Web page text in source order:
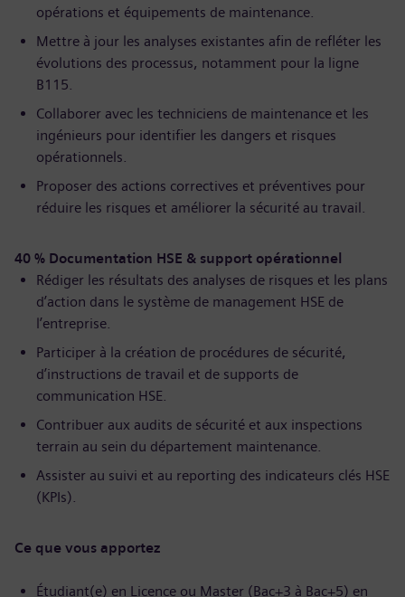
opérations et équipements de maintenance.
Mettre à jour les analyses existantes afin de refléter les
évolutions des processus, notamment pour la ligne
B115.
Collaborer avec les techniciens de maintenance et les
ingénieurs pour identifier les dangers et risques
opérationnels.
Proposer des actions correctives et préventives pour
réduire les risques et améliorer la sécurité au travail.
40 % Documentation HSE & support opérationnel
Rédiger les résultats des analyses de risques et les plans
d’action dans le système de management HSE de
l’entreprise.
Participer à la création de procédures de sécurité,
d’instructions de travail et de supports de
communication HSE.
Contribuer aux audits de sécurité et aux inspections
terrain au sein du département maintenance.
Assister au suivi et au reporting des indicateurs clés HSE
(KPIs).
Ce que vous apportez
Étudiant(e) en Licence ou Master (Bac+3 à Bac+5) en